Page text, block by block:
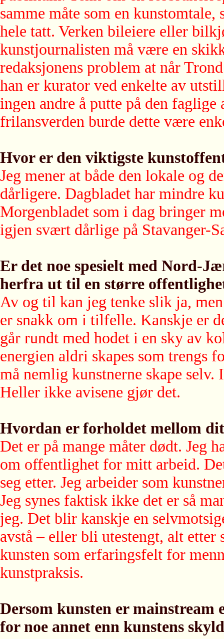
samme måte som en
hele tatt. Verken bileiere eller
kunstjournalisten må være en
redaksjonens problem at når
han er kurator ved enkelte av
ingen andre å putte på den
frilansverden burde dette være
Hvor er den viktigste
Jeg mener at både den lokale og
dårligere. Dagbladet har mindre
Morgenbladet som i dag bringer
igjen svært dårlige på Stavanger-
Er det noe spesielt med Nord-
herfra ut til en større
Av og til kan jeg tenke slik ja,
er snakk om i tilfelle. Kanskje er
går rundt med hodet i en sky av
energien aldri skapes som trengs
må nemlig kunstnerne skape
Heller ikke avisene gjør det.
Hvordan er forholdet mellom
Det er på mange måter dødt. Jeg
om offentlighet for mitt arbeid.
seg etter. Jeg arbeider som
Jeg synes faktisk ikke det er så
jeg. Det blir kanskje en
avstå – eller bli utestengt, alt
kunsten som erfaringsfelt for
kunstpraksis.
Dersom kunsten er mainstream
for noe annet enn kunstens